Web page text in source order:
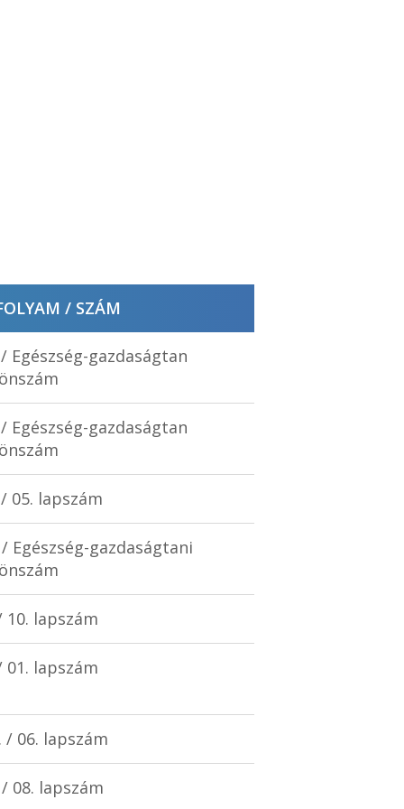
/ SZÁM
/ Egészség-gazdaságtan
/ Egészség-gazdaságtan
05. lapszám
/ Egészség-gazdaságtani
10. lapszám
01. lapszám
/ 06. lapszám
/ 08. lapszám